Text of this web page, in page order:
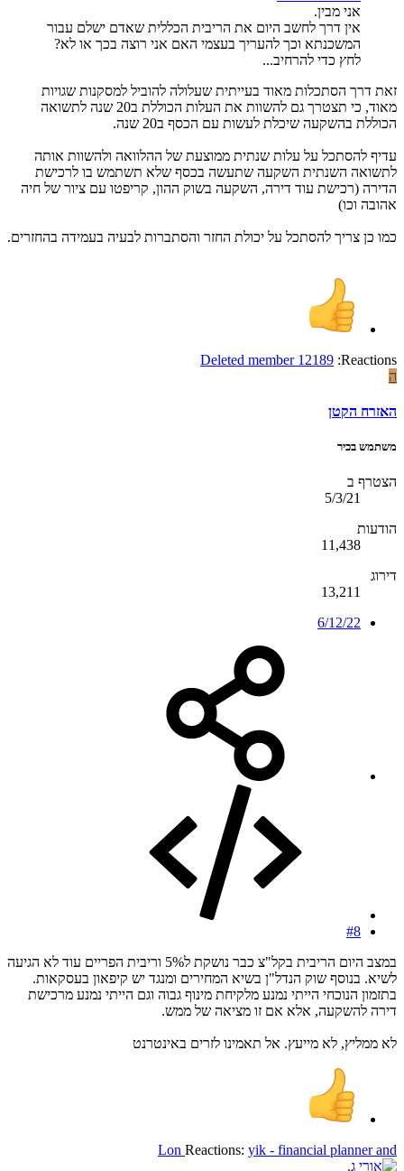
אני מבין.
אין דרך לחשב היום את הריבית הכללית שאדם ישלם עבור
המשכנתא וכך להעריך בעצמי האם אני רוצה בכך או לא?
לחץ כדי להרחיב...
זאת דרך הסתכלות מאוד בעייתית שעלולה להוביל למסקנות שגויות
מאוד, כי תצטרך גם להשוות את העלות הכוללת ב20 שנה לתשואה
הכוללת בהשקעה שיכלת לעשות עם הכסף ב20 שנה.
עדיף להסתכל על עלות שנתית ממוצעת של ההלוואה ולהשוות אותה
לתשואה השנתית השקעה שתעשה בכסף שלא תשתמש בו לרכישת
הדירה (רכישת עוד דירה, השקעה בשוק ההון, קריפטו עם ציור של חיה
אהובה וכו)
כמו כן צריך להסתכל על יכולת החזר והסתברות לבעיה בעמידה בהחזרים.
Reactions:
Deleted member 12189
ה
האזרח הקטן
משתמש בכיר
הצטרף ב
5/3/21
הודעות
11,438
דירוג
13,211
6/12/22
#8
במצב היום הריבית בקל"צ כבר נושקת ל5% וריבית הפריים עוד לא הגיעה
לשיא. בנוסף שוק הנדל"ן בשיא המחירים ומנגד יש קיפאון בעסקאות.
בתזמון הנוכחי הייתי נמנע מלקיחת מינוף גבוה וגם הייתי נמנע מרכישת
דירה להשקעה, אלא אם זו מציאה של ממש.
לא ממליץ, לא מייעץ. אל תאמינו לזרים באינטרנט
Reactions: yik - financial plannerand
Lon